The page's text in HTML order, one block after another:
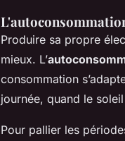
Produire sa propre
mieux. L’
consommation
journée, quand le
Pour pallier les